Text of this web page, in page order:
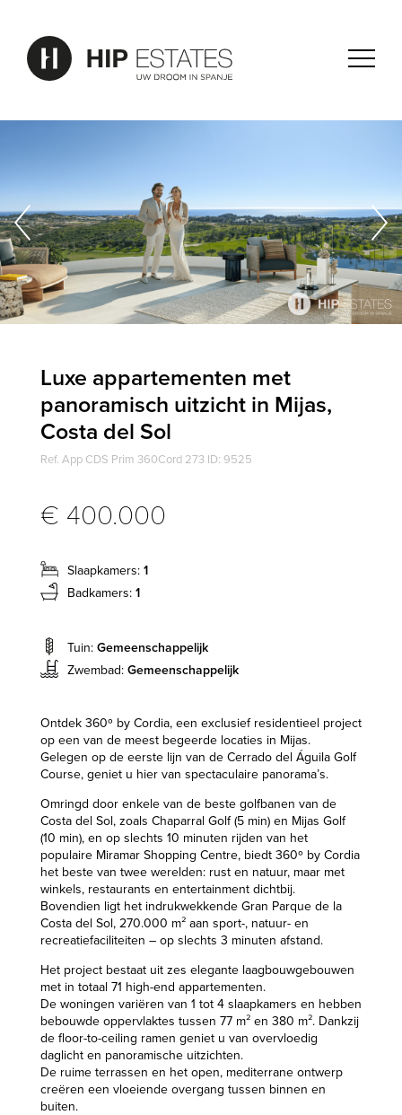
Luxe appartementen met
panoramisch uitzicht in Mijas,
Costa del Sol
Ref. App CDS Prim 360Cord 273 ID: 9525
€ 400.000
Slaapkamers: 1
Badkamers: 1
Tuin: Gemeenschappelijk
Zwembad: Gemeenschappelijk
Ontdek 360º by Cordia, een exclusief residentieel project
op een van de meest begeerde locaties in Mijas.
Gelegen op de eerste lijn van de Cerrado del Águila Golf
Course, geniet u hier van spectaculaire panorama’s.
Omringd door enkele van de beste golfbanen van de
Costa del Sol, zoals Chaparral Golf (5 min) en Mijas Golf
(10 min), en op slechts 10 minuten rijden van het
populaire Miramar Shopping Centre, biedt 360º by Cordia
het beste van twee werelden: rust en natuur, maar met
winkels, restaurants en entertainment dichtbij.
Bovendien ligt het indrukwekkende Gran Parque de la
Costa del Sol, 270.000 m² aan sport-, natuur- en
recreatiefaciliteiten – op slechts 3 minuten afstand.
Het project bestaat uit zes elegante laagbouwgebouwen
met in totaal 71 high-end appartementen.
De woningen variëren van 1 tot 4 slaapkamers en hebben
bebouwde oppervlaktes tussen 77 m² en 380 m². Dankzij
de floor-to-ceiling ramen geniet u van overvloedig
daglicht en panoramische uitzichten.
De ruime terrassen en het open, mediterrane ontwerp
creëren een vloeiende overgang tussen binnen en
buiten.